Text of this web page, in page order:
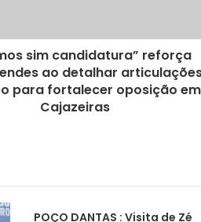
sim candidatura” reforça
ao detalhar
para fortalecer oposição em
Cajazeiras
POÇO DANTAS : Visita de Zé